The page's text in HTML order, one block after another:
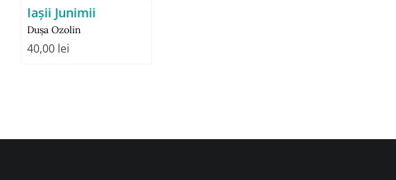
Iaşii Junimii
Dușa Ozolin
40,00 lei